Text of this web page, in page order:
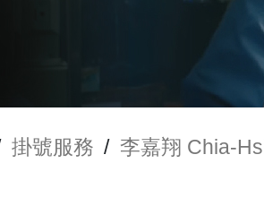
掛號服務 / 李嘉翔 Chia-